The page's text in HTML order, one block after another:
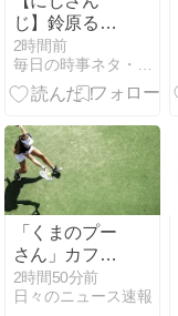
じ】鈴原るる
が帰ってき
た！？7時間
オーバー「ほ
で繰り広げら
れるスローラ
イフ
2時間前
毎日の時事ネタ・ニュース
「くまのプー
さん」カフェ
が照らす、ス
ポーツビジネ
2時間50分前
日々のニュース速報